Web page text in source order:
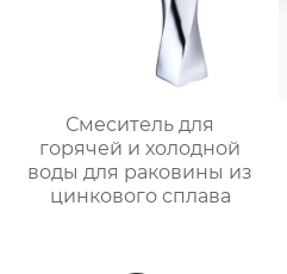
Смеситель для
горячей и холодной
воды для раковины из
цинкового сплава